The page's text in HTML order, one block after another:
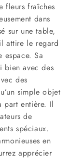
fleurs fraîches
dans
sur une table,
attire le regard
espace. Sa
bien avec des
des
simple objet
part entière. Il
de
spéciaux.
en
apprécier